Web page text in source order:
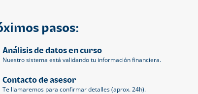
pasos:
Análisis de datos en curso
Nuestro sistema está validando tu información financiera.
Contacto de asesor
Te llamaremos para confirmar detalles (aprox. 24h).